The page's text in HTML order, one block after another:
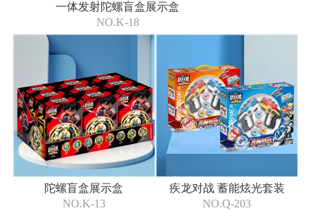
一体发射陀螺盲盒展示盒
NO.K-18
陀螺盲盒展示盒
NO.K-13
疾龙对战 蓄能炫光套装
NO.Q-203